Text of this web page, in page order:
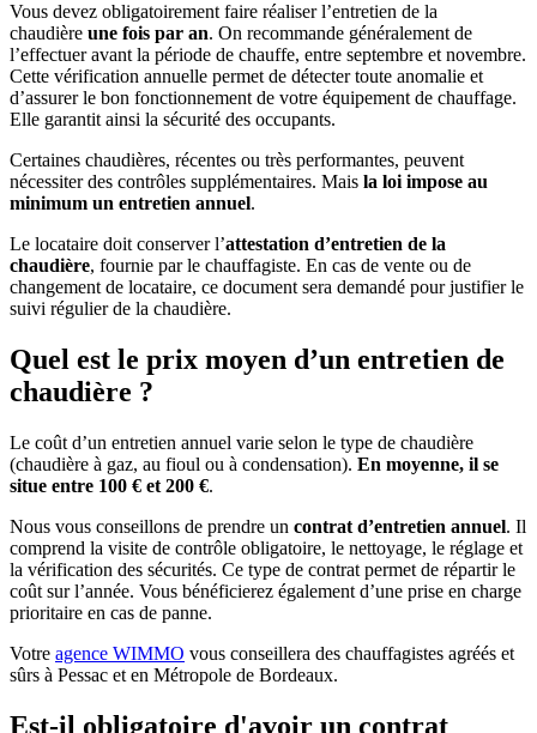
Vous devez obligatoirement faire réaliser l’entretien de la
chaudière une fois par an. On recommande généralement de
l’effectuer avant la période de chauffe, entre septembre et novembre.
Cette vérification annuelle permet de détecter toute anomalie et
d’assurer le bon fonctionnement de votre équipement de chauffage.
Elle garantit ainsi la sécurité des occupants.
Certaines chaudières, récentes ou très performantes, peuvent
nécessiter des contrôles supplémentaires. Mais la loi impose au
minimum un entretien annuel.
Le locataire doit conserver l’attestation d’entretien de la
chaudière, fournie par le chauffagiste. En cas de vente ou de
changement de locataire, ce document sera demandé pour justifier le
suivi régulier de la chaudière.
Quel est le prix moyen d’un entretien de
chaudière ?
Le coût d’un entretien annuel varie selon le type de chaudière
(chaudière à gaz, au fioul ou à condensation). En moyenne, il se
situe entre 100 € et 200 €.
Nous vous conseillons de prendre un contrat d’entretien annuel. Il
comprend la visite de contrôle obligatoire, le nettoyage, le réglage et
la vérification des sécurités. Ce type de contrat permet de répartir le
coût sur l’année. Vous bénéficierez également d’une prise en charge
prioritaire en cas de panne.
Votre agence WIMMO vous conseillera des chauffagistes agréés et
sûrs à Pessac et en Métropole de Bordeaux.
Est-il obligatoire d'avoir un contrat